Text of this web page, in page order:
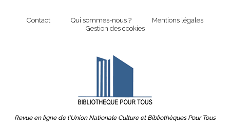
Contact Qui sommes-nous ?
Mentions légales
Gestion des cookies
Revue en ligne de l'Union Nationale Culture et Bibliothèques Pour Tous